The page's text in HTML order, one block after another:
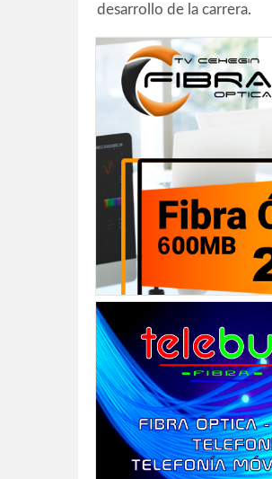
desarrollo de la carrera.